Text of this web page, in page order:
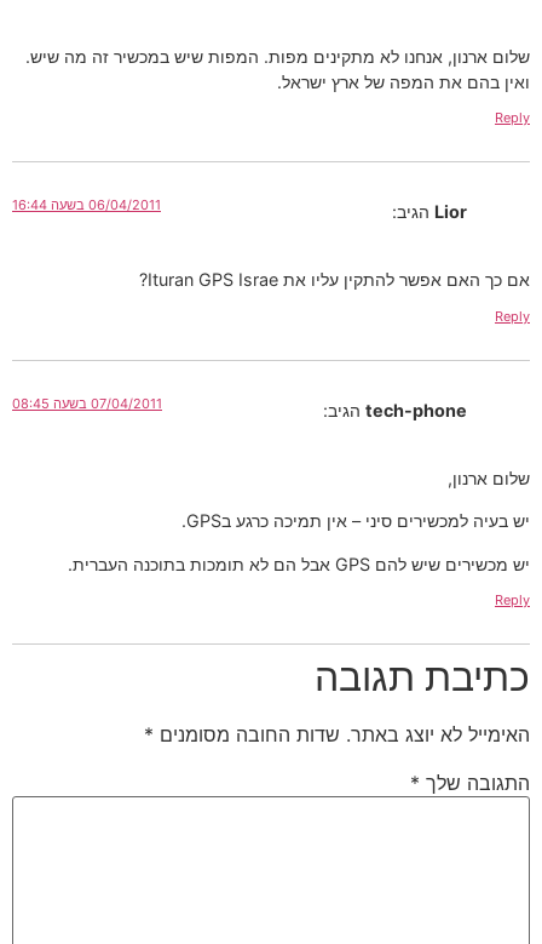
שלום ארנון, אנחנו לא מתקינים מפות. המפות שיש במכשיר זה מה שיש.
ואין בהם את המפה של ארץ ישראל.
Reply
Lior הגיב: 06/04/2011 בשעה 16:44
אם כך האם אפשר להתקין עליו את Ituran GPS Israe?
Reply
tech-phone הגיב: 07/04/2011 בשעה 08:45
שלום ארנון,
יש בעיה למכשירים סיני – אין תמיכה כרגע בGPS.
יש מכשירים שיש להם GPS אבל הם לא תומכות בתוכנה העברית.
Reply
כתיבת תגובה
האימייל לא יוצג באתר. שדות החובה מסומנים *
התגובה שלך *